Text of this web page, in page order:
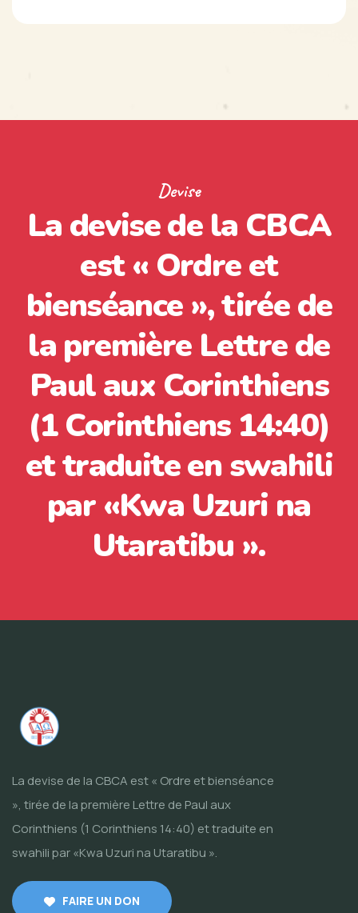
Devise
La devise de la CBCA
est « Ordre et
bienséance », tirée de
la première Lettre de
Paul aux Corinthiens
(1 Corinthiens 14:40)
et traduite en swahili
par «Kwa Uzuri na
Utaratibu ».
La devise de la CBCA est « Ordre et bienséance
», tirée de la première Lettre de Paul aux
Corinthiens (1 Corinthiens 14:40) et traduite en
swahili par «Kwa Uzuri na Utaratibu ».
FAIRE UN DON